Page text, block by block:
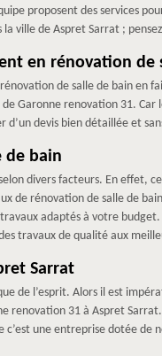
proposent des services
ville de Aspret Sarrat ;
en rénovation de
de salle de bain en
Garonne renovation 31.
devis bien détaillée et
de bain
divers facteurs. En effet,
de rénovation de salle de
adaptés à votre budget.
travaux de qualité aux
Sarrat
de l’esprit. Alors il est
renovation 31 à Aspret
une entreprise dotée